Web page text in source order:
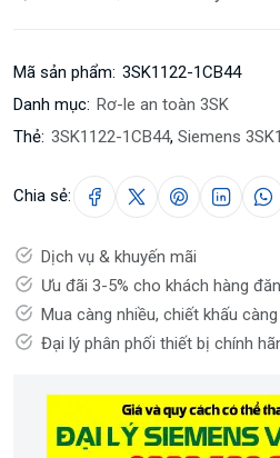
Mã sản phẩm: 3SK1122-1CB44
Danh mục: Rơ-le an toàn 3SK
Thẻ: 3SK1122-1CB44, Siemens
Chia sẻ:
Dịch vụ & khuyến mãi
Ưu đãi 3-5% cho khách hàng
Mua càng nhiều, chiết khấu
Đại lý phân phối thiết bị chính